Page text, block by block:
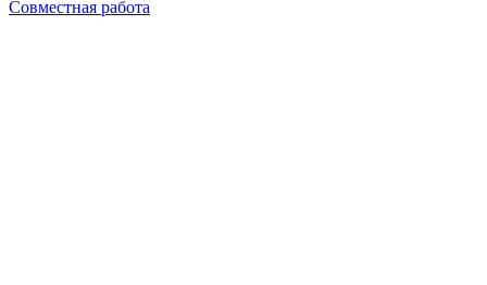
Совместная работа